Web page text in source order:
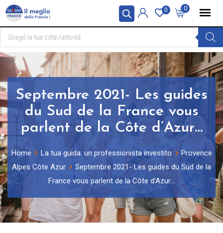
Pannello di gestione dei cookies 0
0
Septembre 2021- Les guides
du Sud de la France vous
parlent de la Côte d’Azur…
Home La tua guida: un professionista investito
Provence
Alpes Côte Azur
Septembre 2021- Les guides du Sud de la
France vous parlent de la Côte d’Azur…